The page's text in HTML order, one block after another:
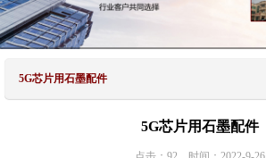
5G芯片用石墨配件
5G芯片用石墨配件